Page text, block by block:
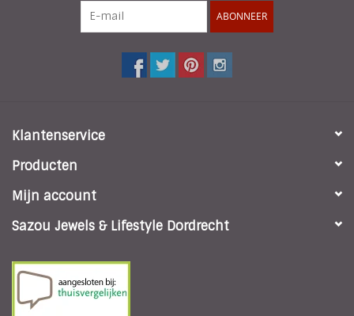
ABONNEER
Klantenservice
Producten
Mijn account
Sazou Jewels & Lifestyle Dordrecht